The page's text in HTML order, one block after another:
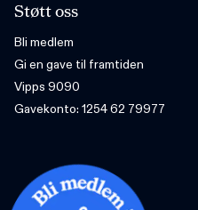
Støtt oss
Bli medlem
Gi en gave til framtiden
Vipps 9090
Gavekonto: 1254 62 79977